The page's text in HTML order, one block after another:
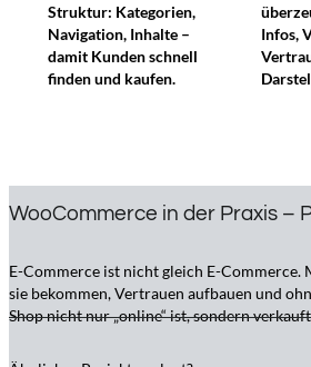
Struktur: Kategorien,
Navigation, Inhalte –
damit Kunden schnell
finden und kaufen.
Infos,
WooCommerce in der Praxis –
E-Commerce ist nicht gleich E-Commerce.
sie bekommen, Vertrauen aufbauen und
Shop nicht nur „online“ ist, sondern